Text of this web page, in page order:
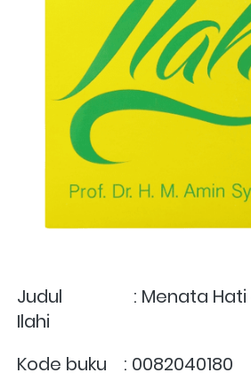
Judul                : Menata
Ilahi
Kode buku	: 0082040180